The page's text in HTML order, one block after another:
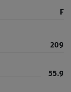
F
209
55.9